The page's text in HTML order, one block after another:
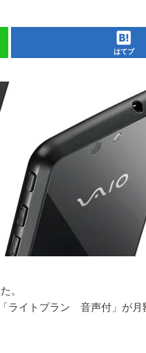
はてブ
。
ライトプラン 音声付」が